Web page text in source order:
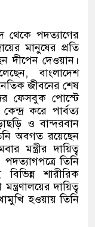
থেকে পদত্যাগের
মানুষের প্রতি
দীপেন দেওয়ান।
,বাংলাদেশ
জীবনের শেষ
ফেসবুক পোস্টে
করে পার্বত্য
ও বান্দরবান
অবগত রয়েছেন
মন্ত্রীর দায়িত্ব
তিনি
শারীরিক
দায়িত্ব
হওয়ায় তিনি